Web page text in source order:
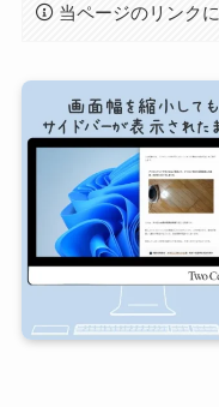
当ページのリンク